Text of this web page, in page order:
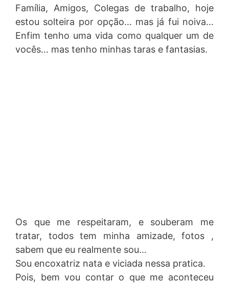
Família, Amigos, Colegas de trabalho, hoje
estou solteira por opção… mas já fui noiva…
Enfim tenho uma vida como qualquer um de
vocês… mas tenho minhas taras e fantasias.
Os que me respeitaram, e souberam me
tratar, todos tem minha amizade, fotos ,
sabem que eu realmente sou…
Sou encoxatriz nata e viciada nessa pratica.
Pois, bem vou contar o que me aconteceu